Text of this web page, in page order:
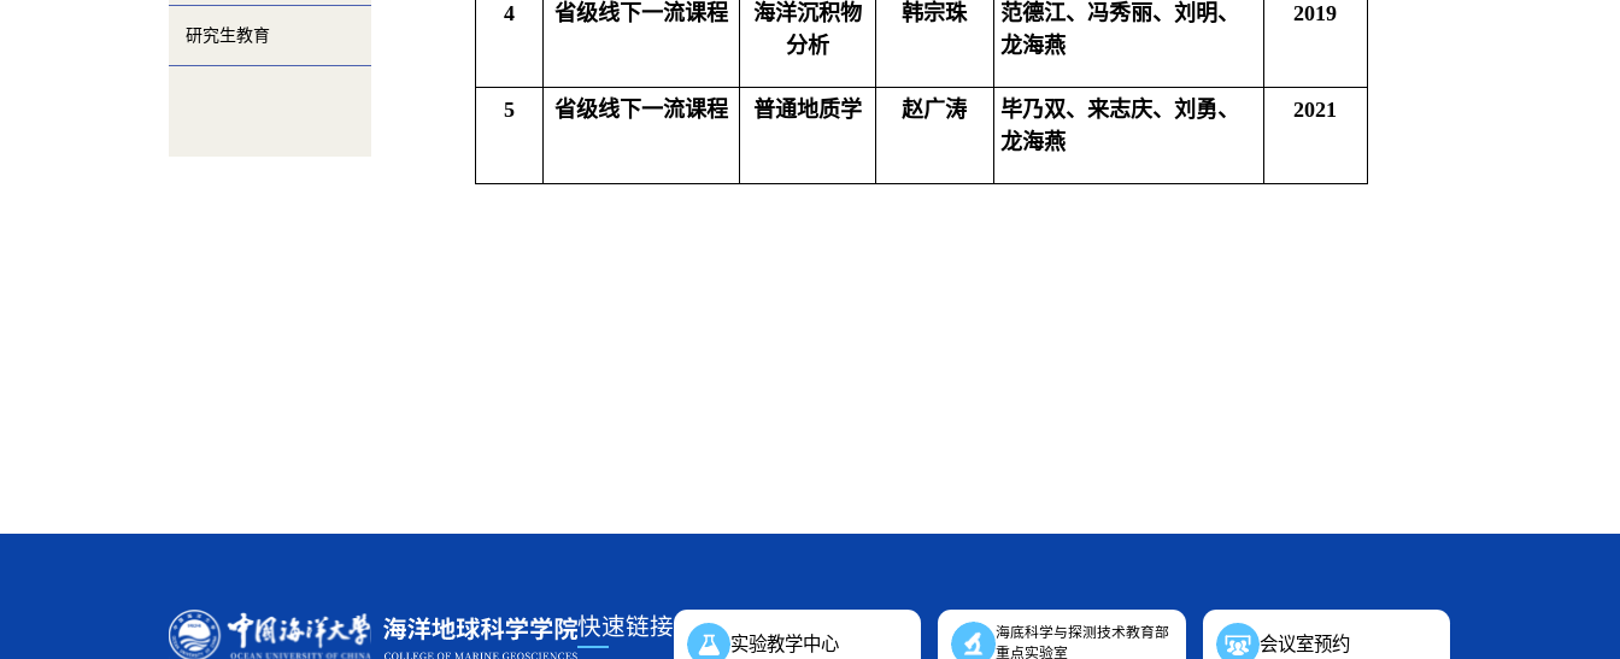
研究生教育
4 省级线下一流课程
海洋沉积物
分析
韩宗珠
范德江、冯秀丽、刘明、
龙海燕
2019
5 省级线下一流课程 普通地质学 赵广涛
毕乃双、来志庆、刘勇、
龙海燕
2021
快速链接
实验教学中心
海底科学与探测技术教育部
重点实验室
会议室预约